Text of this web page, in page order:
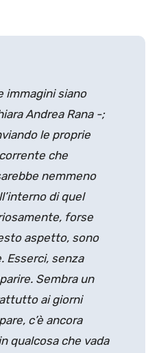
immagini siano
Andrea Rana -;
le proprie
che
nemmeno
di quel
forse
aspetto, sono
Esserci, senza
Sembra un
ai giorni
c’è ancora
qualcosa che vada